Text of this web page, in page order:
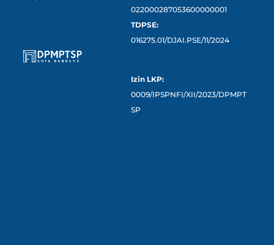
022000287053600000001
TDPSE:
016275.01/DJAI.PSE/11/2024
Izin LKP:
0009/IPSPNFI/XII/2023/DPMPT
SP